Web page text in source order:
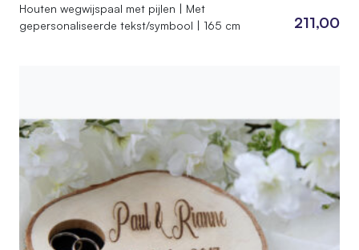
Houten wegwijspaal met pijlen | Met
gepersonaliseerde tekst/symbool | 165 cm
211,00